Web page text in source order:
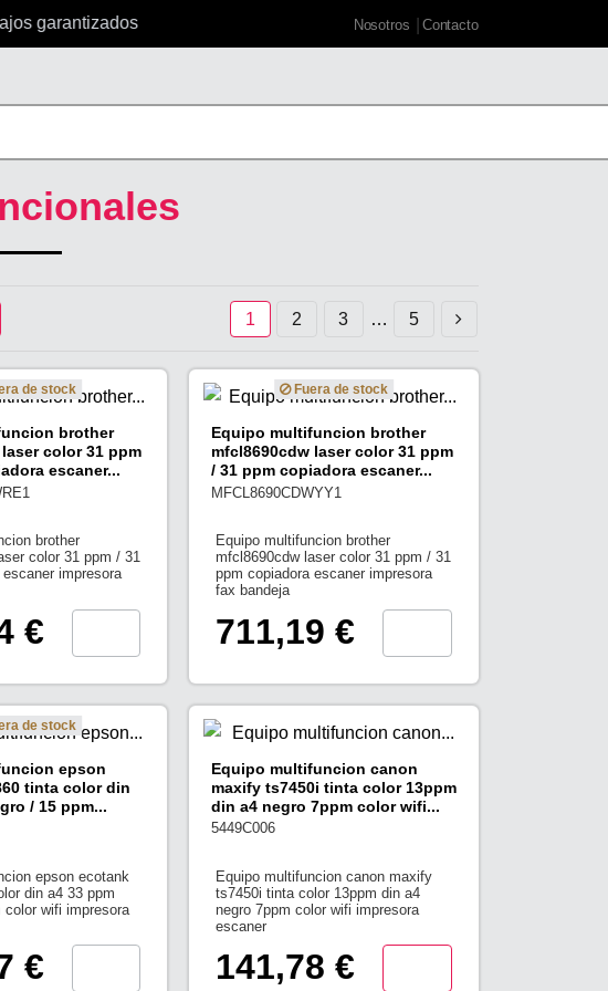
garantizados Nosotros Contacto
1 2 3 … 5
de stock
brother
color 31 ppm
escaner...
brother
color 31 ppm / 31
impresora
€
Fuera de stock
Equipo multifuncion brother
mfcl8690cdw laser color 31 ppm
/ 31 ppm copiadora escaner...
MFCL8690CDWYY1
Equipo multifuncion brother
mfcl8690cdw laser color 31 ppm / 31
ppm copiadora escaner impresora
fax bandeja
711,19 €
de stock
epson
tinta color din
/ 15 ppm...
epson ecotank
din a4 33 ppm
color wifi impresora
€
Equipo multifuncion canon
maxify ts7450i tinta color 13ppm
din a4 negro 7ppm color wifi...
5449C006
Equipo multifuncion canon maxify
ts7450i tinta color 13ppm din a4
negro 7ppm color wifi impresora
escaner
141,78 €